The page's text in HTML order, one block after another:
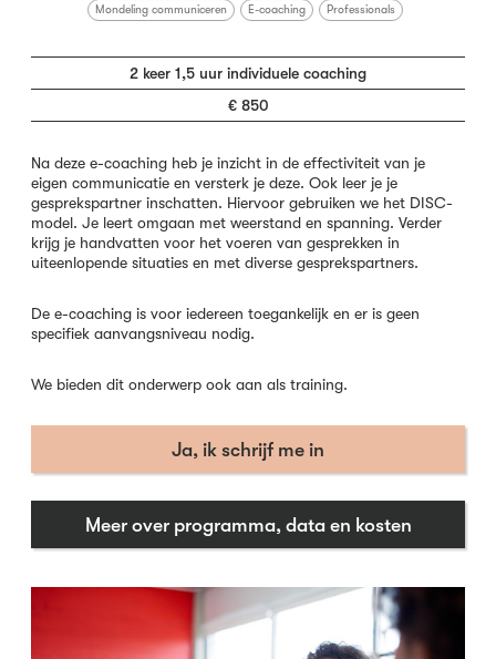
Mondeling communiceren E-coaching Professionals
2 keer 1,5 uur individuele coaching
€ 850
Na deze e-coaching heb je inzicht in de effectiviteit van je
eigen communicatie en versterk je deze. Ook leer je je
gesprekspartner inschatten. Hiervoor gebruiken we het DISC-
model. Je leert omgaan met weerstand en spanning. Verder
krijg je handvatten voor het voeren van gesprekken in
uiteenlopende situaties en met diverse gesprekspartners.
De e-coaching is voor iedereen toegankelijk en er is geen
specifiek aanvangsniveau nodig.
We bieden dit onderwerp ook aan als training.
Ja, ik schrijf me in
Meer over programma, data en kosten